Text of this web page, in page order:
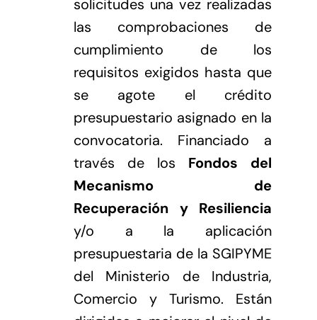
solicitudes una vez realizadas
las comprobaciones de
cumplimiento de los
requisitos exigidos hasta que
se agote el crédito
presupuestario asignado en la
convocatoria. Financiado a
través de los Fondos del
Mecanismo de
Recuperación y Resiliencia
y/o a la aplicación
presupuestaria de la SGIPYME
del Ministerio de Industria,
Comercio y Turismo. Están